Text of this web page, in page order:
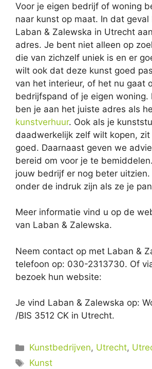
Voor je eigen bedrijf of woning
naar kunst op maat. In dat geval
Laban & Zalewska in Utrecht
adres. Je bent niet alleen op
die van zichzelf uniek is en er
wilt ook dat deze kunst goed
van het interieur, of het nu gaat
bedrijfspand of je eigen woning.
ben je aan het juiste adres als
kunstverhuur. Ook als je
daadwerkelijk zelf wilt kopen, zit
goed. Daarnaast geven we
bereid om voor je te
jouw bedrijf er nog beter uitzien.
onder de indruk zijn als ze je
Meer informatie vind u op de
van Laban & Zalewska.
Neem contact op met Laban &
telefoon op: 030-2313730. Of
bezoek hun website:
Je vind Laban & Zalewska op:
/BIS 3512 CK in Utrecht.
Categorieën
Kunstbedrijven, Utrecht,
Tags
Kunst